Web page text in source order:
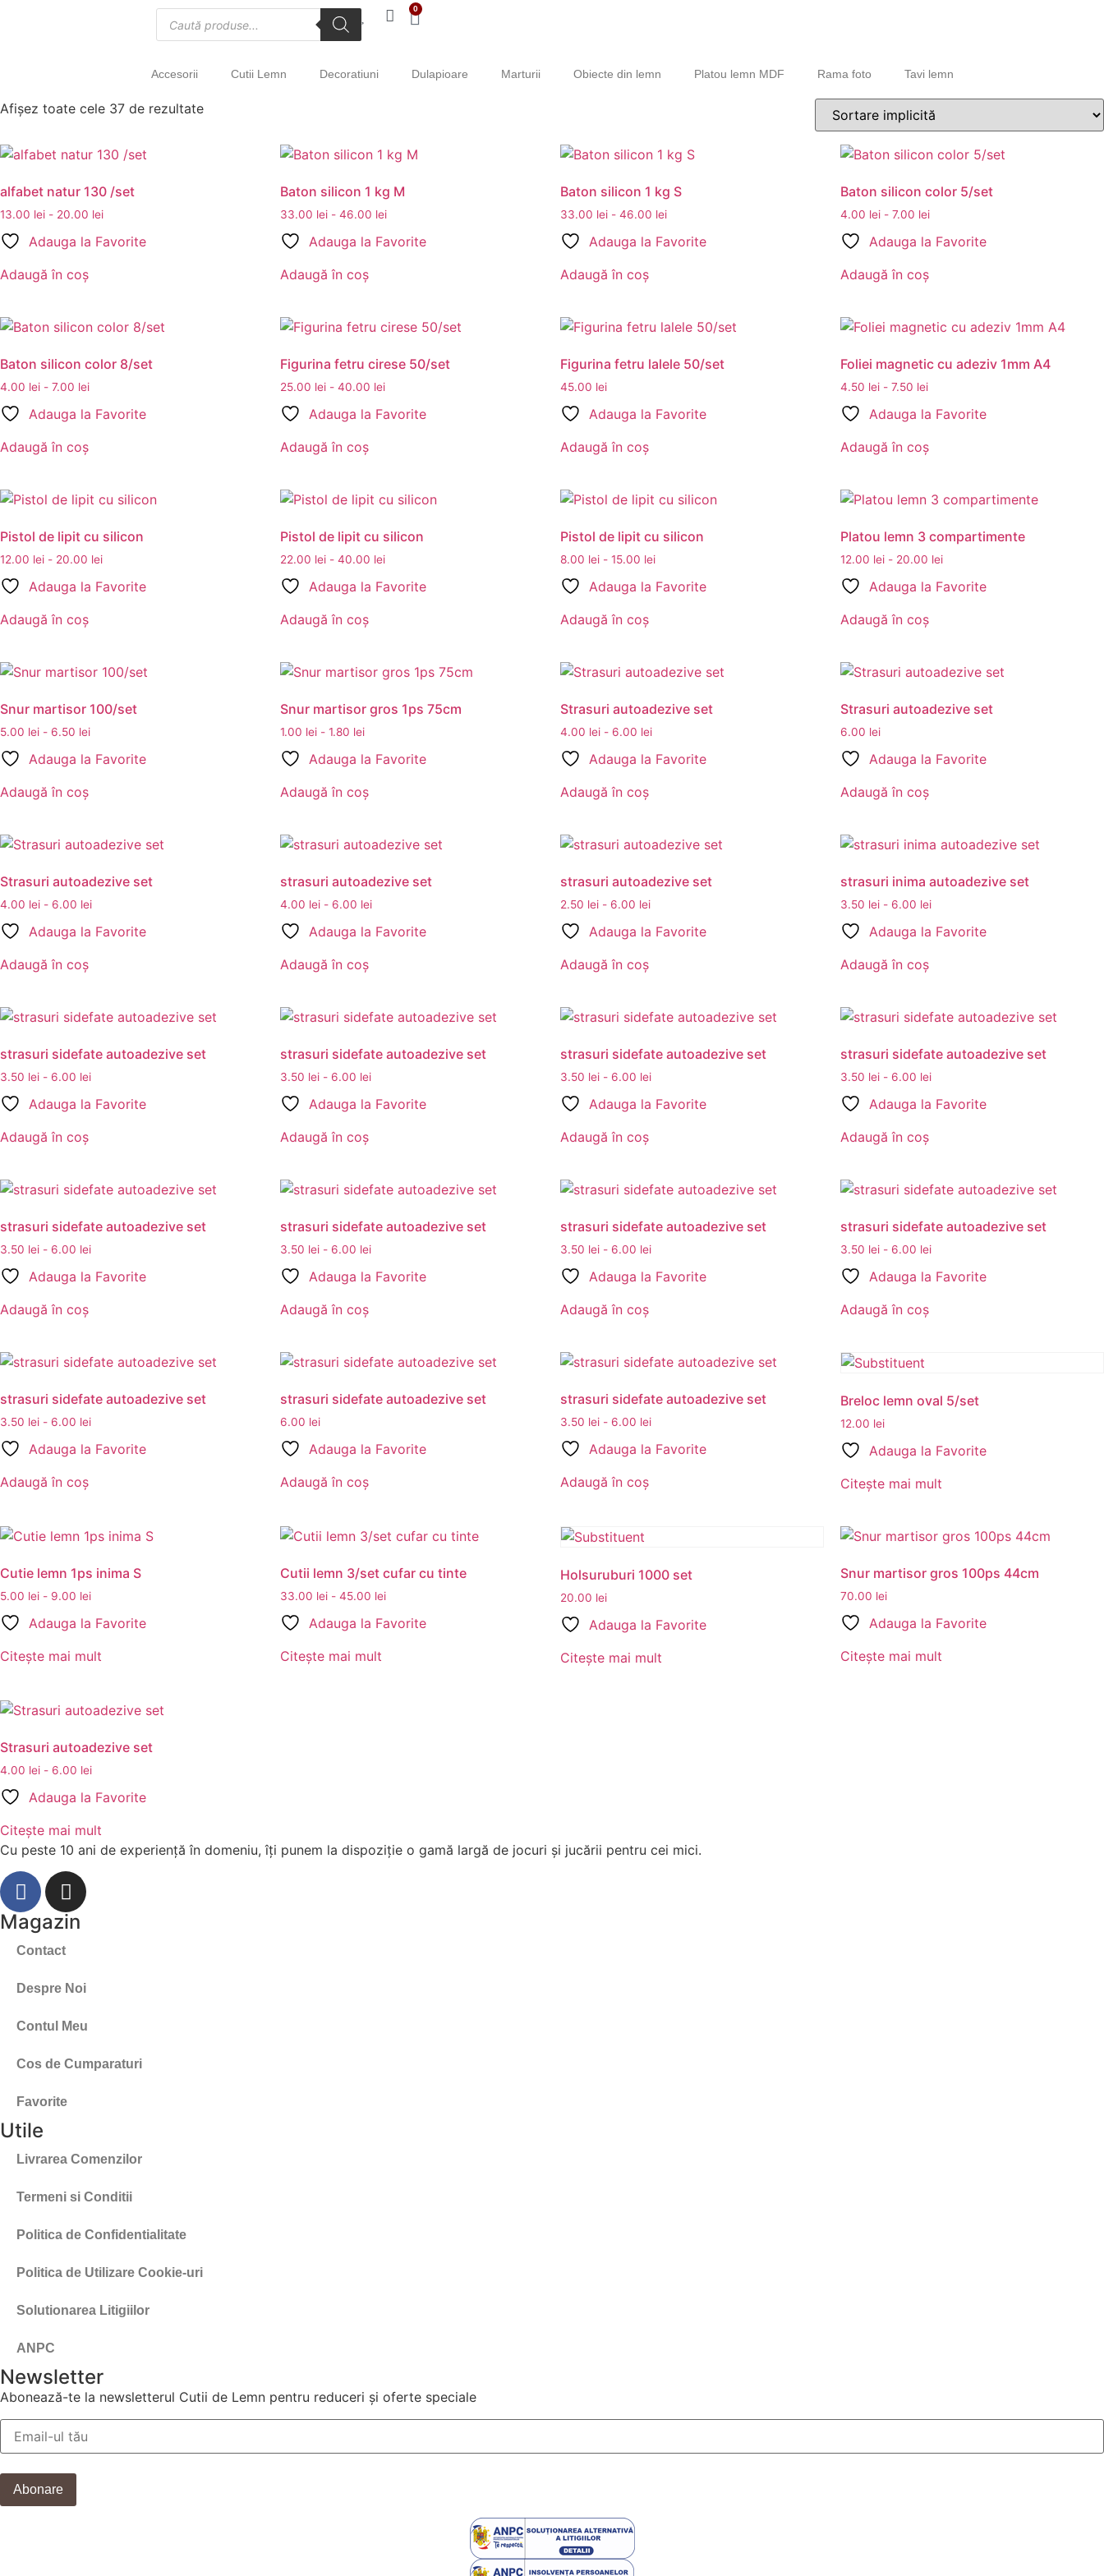
0
Accesorii Cutii Lemn Decoratiuni Dulapioare Marturii Obiecte din lemn Platou lemn MDF Rama foto Tavi lemn
Afișez toate cele 37 de rezultate
alfabet natur 130 /set
13.00 lei - 20.00 lei
Adauga la Favorite
Adaugă în coș
Baton silicon 1 kg M
33.00 lei - 46.00 lei
Adauga la Favorite
Adaugă în coș
Baton silicon 1 kg S
33.00 lei - 46.00 lei
Adauga la Favorite
Adaugă în coș
Baton silicon color 5/set
4.00 lei - 7.00 lei
Adauga la Favorite
Adaugă în coș
Baton silicon color 8/set
4.00 lei - 7.00 lei
Adauga la Favorite
Adaugă în coș
Figurina fetru cirese 50/set
25.00 lei - 40.00 lei
Adauga la Favorite
Adaugă în coș
Figurina fetru lalele 50/set
45.00 lei
Adauga la Favorite
Adaugă în coș
Foliei magnetic cu adeziv 1mm A4
4.50 lei - 7.50 lei
Adauga la Favorite
Adaugă în coș
Pistol de lipit cu silicon
12.00 lei - 20.00 lei
Adauga la Favorite
Adaugă în coș
Pistol de lipit cu silicon
22.00 lei - 40.00 lei
Adauga la Favorite
Adaugă în coș
Pistol de lipit cu silicon
8.00 lei - 15.00 lei
Adauga la Favorite
Adaugă în coș
Platou lemn 3 compartimente
12.00 lei - 20.00 lei
Adauga la Favorite
Adaugă în coș
Snur martisor 100/set
5.00 lei - 6.50 lei
Adauga la Favorite
Adaugă în coș
Snur martisor gros 1ps 75cm
1.00 lei - 1.80 lei
Adauga la Favorite
Adaugă în coș
Strasuri autoadezive set
4.00 lei - 6.00 lei
Adauga la Favorite
Adaugă în coș
Strasuri autoadezive set
6.00 lei
Adauga la Favorite
Adaugă în coș
Strasuri autoadezive set
4.00 lei - 6.00 lei
Adauga la Favorite
Adaugă în coș
strasuri autoadezive set
4.00 lei - 6.00 lei
Adauga la Favorite
Adaugă în coș
strasuri autoadezive set
2.50 lei - 6.00 lei
Adauga la Favorite
Adaugă în coș
strasuri inima autoadezive set
3.50 lei - 6.00 lei
Adauga la Favorite
Adaugă în coș
strasuri sidefate autoadezive set
3.50 lei - 6.00 lei
Adauga la Favorite
Adaugă în coș
strasuri sidefate autoadezive set
3.50 lei - 6.00 lei
Adauga la Favorite
Adaugă în coș
strasuri sidefate autoadezive set
3.50 lei - 6.00 lei
Adauga la Favorite
Adaugă în coș
strasuri sidefate autoadezive set
3.50 lei - 6.00 lei
Adauga la Favorite
Adaugă în coș
strasuri sidefate autoadezive set
3.50 lei - 6.00 lei
Adauga la Favorite
Adaugă în coș
strasuri sidefate autoadezive set
3.50 lei - 6.00 lei
Adauga la Favorite
Adaugă în coș
strasuri sidefate autoadezive set
3.50 lei - 6.00 lei
Adauga la Favorite
Adaugă în coș
strasuri sidefate autoadezive set
3.50 lei - 6.00 lei
Adauga la Favorite
Adaugă în coș
strasuri sidefate autoadezive set
3.50 lei - 6.00 lei
Adauga la Favorite
Adaugă în coș
strasuri sidefate autoadezive set
6.00 lei
Adauga la Favorite
Adaugă în coș
strasuri sidefate autoadezive set
3.50 lei - 6.00 lei
Adauga la Favorite
Adaugă în coș
Breloc lemn oval 5/set
12.00 lei
Adauga la Favorite
Citește mai mult
Cutie lemn 1ps inima S
5.00 lei - 9.00 lei
Adauga la Favorite
Citește mai mult
Cutii lemn 3/set cufar cu tinte
33.00 lei - 45.00 lei
Adauga la Favorite
Citește mai mult
Holsuruburi 1000 set
20.00 lei
Adauga la Favorite
Citește mai mult
Snur martisor gros 100ps 44cm
70.00 lei
Adauga la Favorite
Citește mai mult
Strasuri autoadezive set
4.00 lei - 6.00 lei
Adauga la Favorite
Citește mai mult
Cu peste 10 ani de experiență în domeniu, îți punem la dispoziție o gamă largă de jocuri și jucării pentru cei mici.
Magazin
Contact
Despre Noi
Contul Meu
Cos de Cumparaturi
Favorite
Utile
Livrarea Comenzilor
Termeni si Conditii
Politica de Confidentialitate
Politica de Utilizare Cookie-uri
Solutionarea Litigiilor
ANPC
Newsletter
Abonează-te la newsletterul Cutii de Lemn pentru reduceri și oferte speciale